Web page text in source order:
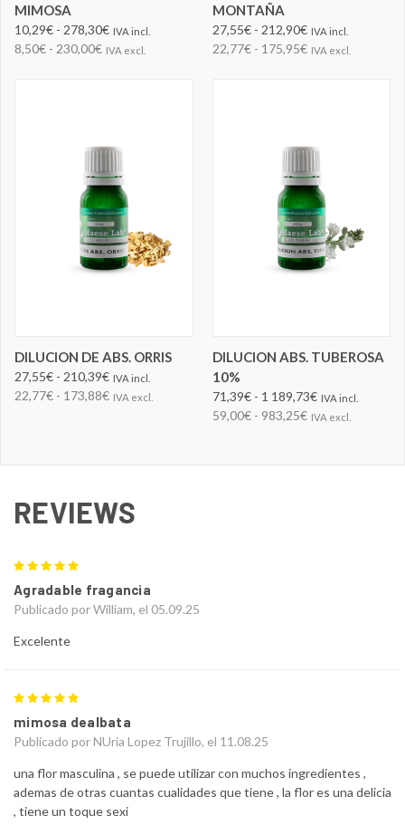
MIMOSA
10,29€ - 278,30€ IVA incl.
8,50€ - 230,00€ IVA excl.
MONTAÑA
27,55€ - 212,90€ IVA incl.
22,77€ - 175,95€ IVA excl.
DILUCION DE ABS. ORRIS
27,55€ - 210,39€ IVA incl.
22,77€ - 173,88€ IVA excl.
DILUCION ABS. TUBEROSA
10%
71,39€ - 1 189,73€ IVA incl.
59,00€ - 983,25€ IVA excl.
REVIEWS
Agradable fragancia
Publicado por William, el 05.09.25
Excelente
mimosa dealbata
Publicado por NUria Lopez Trujillo, el 11.08.25
una flor masculina , se puede utilizar con muchos ingredientes ,
ademas de otras cuantas cualidades que tiene , la flor es una delicia
, tiene un toque sexi